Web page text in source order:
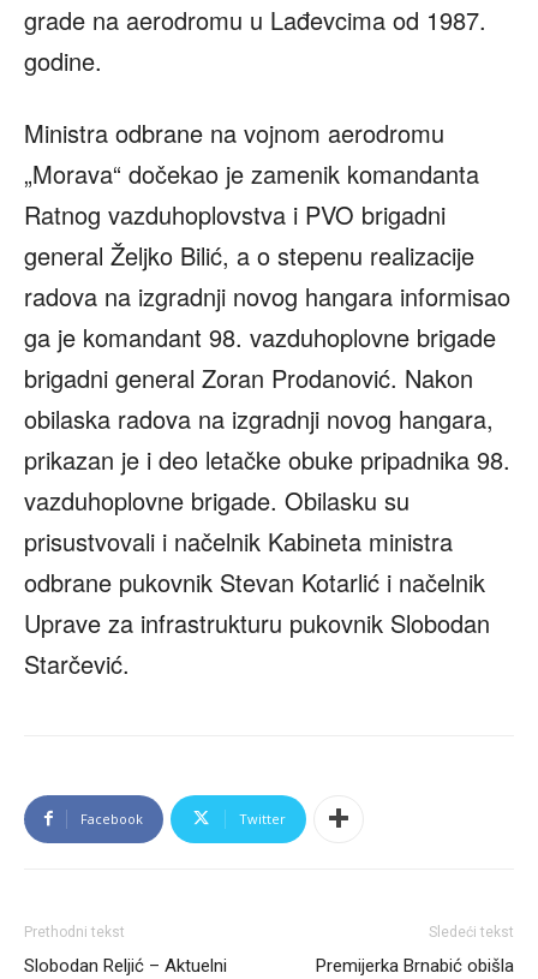
grade na aerodromu u Lađevcima od 1987.
godine.
Ministra odbrane na vojnom aerodromu
„Morava“ dočekao je zamenik komandanta
Ratnog vazduhoplovstva i PVO brigadni
general Željko Bilić, a o stepenu realizacije
radova na izgradnji novog hangara informisao
ga je komandant 98. vazduhoplovne brigade
brigadni general Zoran Prodanović. Nakon
obilaska radova na izgradnji novog hangara,
prikazan je i deo letačke obuke pripadnika 98.
vazduhoplovne brigade. Obilasku su
prisustvovali i načelnik Kabineta ministra
odbrane pukovnik Stevan Kotarlić i načelnik
Uprave za infrastrukturu pukovnik Slobodan
Starčević.
Facebook Twitter
Prethodni tekst
Slobodan Reljić – Aktuelni
Sledeći tekst
Premijerka Brnabić obišla